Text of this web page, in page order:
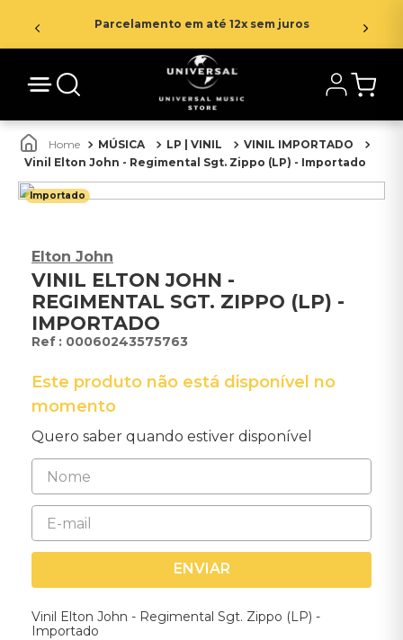
Parcelamento em até 12x sem juros
MÚSICA LP | VINIL
VINIL IMPORTADO
Vinil Elton John - Regimental Sgt. Zippo (LP) - Importado
Importado
Elton John
VINIL ELTON JOHN -
REGIMENTAL SGT. ZIPPO (LP) -
IMPORTADO
: 00060243575763
Este produto não está disponível no
momento
Quero saber quando estiver disponível
ENVIAR
Vinil Elton John - Regimental Sgt. Zippo (LP) -
Importado